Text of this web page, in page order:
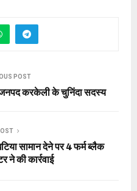
POST
जनपद करकेली के चुनिंदा सदस्य
सामान देने पर 4 फर्म ब्लैक
की कार्रवाई